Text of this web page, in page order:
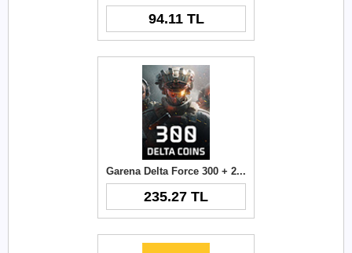
94.11 TL
Garena Delta Force 300 + 21 Delta Coins TR
235.27 TL